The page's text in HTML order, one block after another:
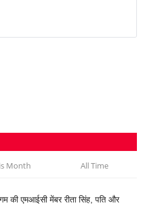
Month All Time
की एमआईसी मेंबर रीता सिंह, पति और